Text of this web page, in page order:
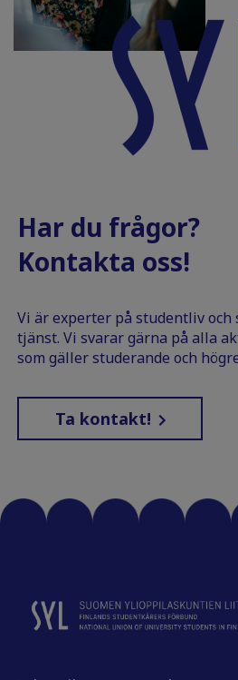
Har du frågor?
Kontakta oss!
Vi är experter på studentliv
tjänst. Vi svarar gärna på alla
som gäller studerande och
Ta kontakt!